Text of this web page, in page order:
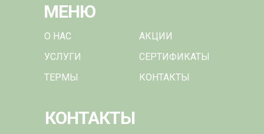
КОНТАКТЫ
МЕНЮ
УСЛУГИ
ТЕРМЫ
АКЦИИ
СЕРТИФИКАТЫ
О НАС
КОНТАКТЫ